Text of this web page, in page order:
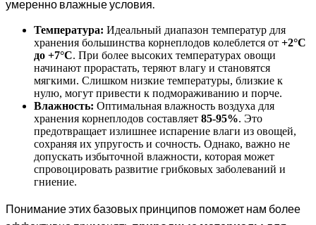
умеренно влажные условия.
Температура: Идеальный диапазон температур для
хранения большинства корнеплодов колеблется от +2°C
до +7°C. При более высоких температурах овощи
начинают прорастать, теряют влагу и становятся
мягкими. Слишком низкие температуры, близкие к
нулю, могут привести к подмораживанию и порче.
Влажность: Оптимальная влажность воздуха для
хранения корнеплодов составляет 85-95%. Это
предотвращает излишнее испарение влаги из овощей,
сохраняя их упругость и сочность. Однако, важно не
допускать избыточной влажности, которая может
спровоцировать развитие грибковых заболеваний и
гниение.
Понимание этих базовых принципов поможет нам более